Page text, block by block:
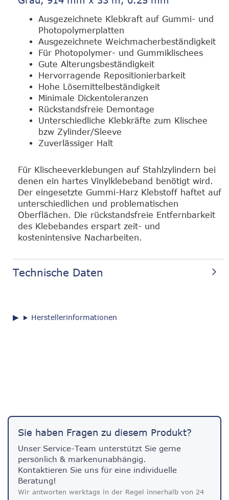
Ausgezeichnete Klebkraft auf Gummi- und
Photopolymerplatten
Ausgezeichnete Weichmacherbeständigkeit
Für Photopolymer- und Gummiklischees
Gute Alterungsbeständigkeit
Hervorragende Repositionierbarkeit
Hohe Lösemittelbeständigkeit
Minimale Dickentoleranzen
Rückstandsfreie Demontage
Unterschiedliche Klebkräfte zum Klischee
bzw Zylinder/Sleeve
Zuverlässiger Halt
Für Klischeeverklebungen auf Stahlzylindern bei
denen ein hartes Vinylklebeband benötigt wird.
Der eingesetzte Gummi-Harz Klebstoff haftet auf
unterschiedlichen und problematischen
Oberflächen. Die rückstandsfreie Entfernbarkeit
des Klebebandes erspart zeit- und
kostenintensive Nacharbeiten.
Technische Daten
Herstellerinformationen
Sie haben Fragen zu diesem Produkt?
Unser Service-Team unterstützt Sie gerne
persönlich & markenunabhängig.
Kontaktieren Sie uns für eine individuelle
Beratung!
Wir antworten werktags in der Regel innerhalb von 24